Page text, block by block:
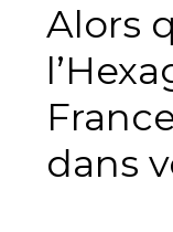
Alors
dans